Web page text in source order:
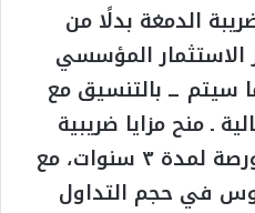
الدمغة بدلًا من
الاستثمار المؤسسي
سيتم ــ بالتنسيق مع
ـ منح مزايا ضريبية
لتحفيز قيد الشركات بالبورصة لمدة ٣ سنوات، مع
في حجم التداول